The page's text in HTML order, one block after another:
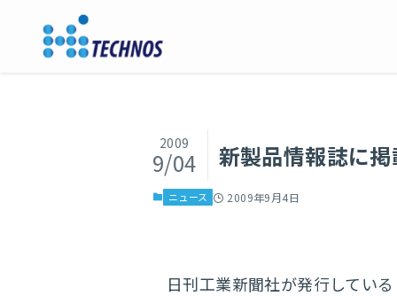
新製品情報誌に
2009
9/04
ニュース 2009年9月4日
日刊工業新聞社が発行してい